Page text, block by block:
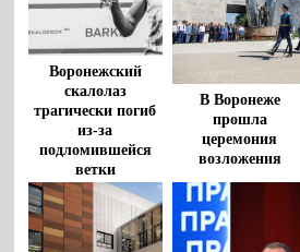
Воронежский
скалолаз
трагически погиб
из-за
подломившейся
ветки
В Воронеже
прошла
церемония
возложения
цветов к
монументу
«Воронеж – родина
ВДВ»